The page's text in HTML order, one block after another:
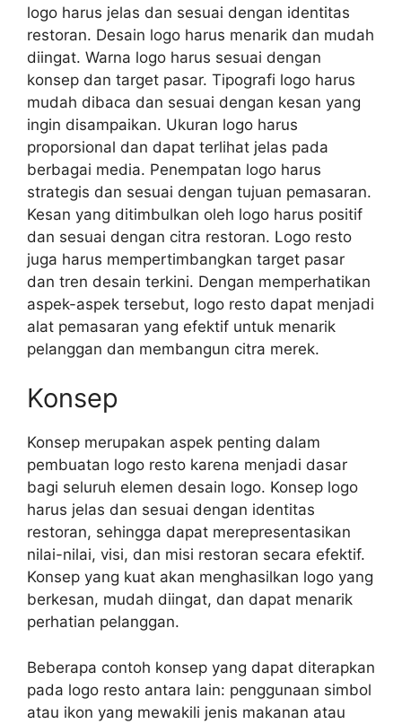
logo harus jelas dan sesuai dengan identitas
restoran. Desain logo harus menarik dan mudah
diingat. Warna logo harus sesuai dengan
konsep dan target pasar. Tipografi logo harus
mudah dibaca dan sesuai dengan kesan yang
ingin disampaikan. Ukuran logo harus
proporsional dan dapat terlihat jelas pada
berbagai media. Penempatan logo harus
strategis dan sesuai dengan tujuan pemasaran.
Kesan yang ditimbulkan oleh logo harus positif
dan sesuai dengan citra restoran. Logo resto
juga harus mempertimbangkan target pasar
dan tren desain terkini. Dengan memperhatikan
aspek-aspek tersebut, logo resto dapat menjadi
alat pemasaran yang efektif untuk menarik
pelanggan dan membangun citra merek.
Konsep
Konsep merupakan aspek penting dalam
pembuatan logo resto karena menjadi dasar
bagi seluruh elemen desain logo. Konsep logo
harus jelas dan sesuai dengan identitas
restoran, sehingga dapat merepresentasikan
nilai-nilai, visi, dan misi restoran secara efektif.
Konsep yang kuat akan menghasilkan logo yang
berkesan, mudah diingat, dan dapat menarik
perhatian pelanggan.
Beberapa contoh konsep yang dapat diterapkan
pada logo resto antara lain: penggunaan simbol
atau ikon yang mewakili jenis makanan atau